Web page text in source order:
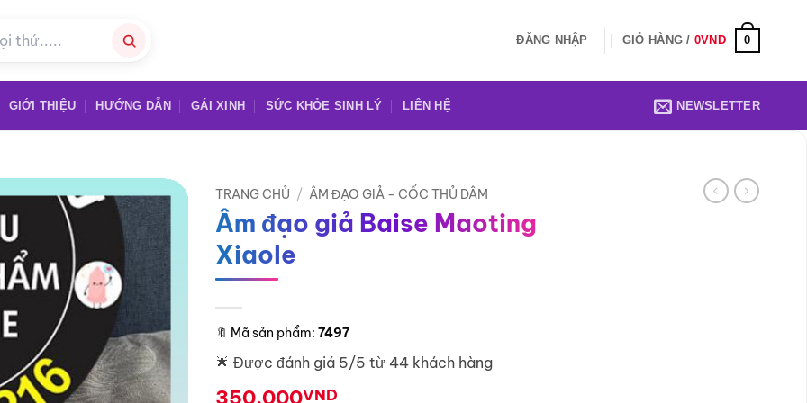
ĐĂNG NHẬP GIỎ HÀNG / 0VND 0
GIỚI THIỆU HƯỚNG DẪN GÁI XINH SỨC KHỎE SINH LÝ LIÊN HỆ NEWSLETTER
TRANG CHỦ / ÂM ĐẠO GIẢ - CỐC THỦ DÂM
Âm đạo giả Baise Maoting
Xiaole
🔖 Mã sản phẩm: 7497
🌟 Được đánh giá 5/5 từ 44 khách hàng
350.000VND